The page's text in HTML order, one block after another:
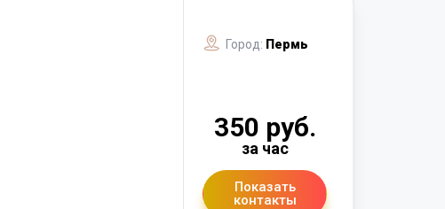
Город: Пермь
350 руб.
за час
Показать
контакты